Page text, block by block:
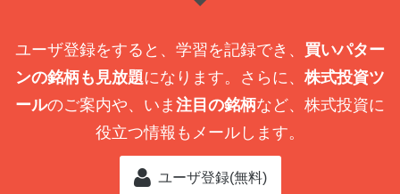
ユーザ登録をすると、学習を記録でき、 買いパター
ンの銘柄も見放題になります。さらに、 株式投資ツ
ールのご案内や、いま 注目の銘柄など、株式投資に
役立つ情報もメールします。
ユーザ登録(無料)